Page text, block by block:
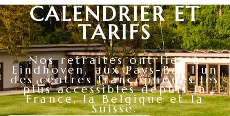
CALENDRIER ET
TARIFS
Nos retraites ont lieu à
Eindhoven, aux Pays-Bas l'un
des centres francophones les
plus accessibles depuis la
France, la Belgique et la
Suisse.